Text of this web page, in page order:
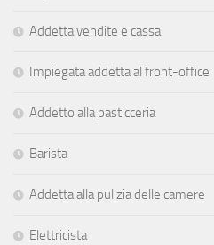
Addetta vendite e cassa
Impiegata addetta al front-office
Addetto alla pasticceria
Barista
Addetta alla pulizia delle camere
Elettricista